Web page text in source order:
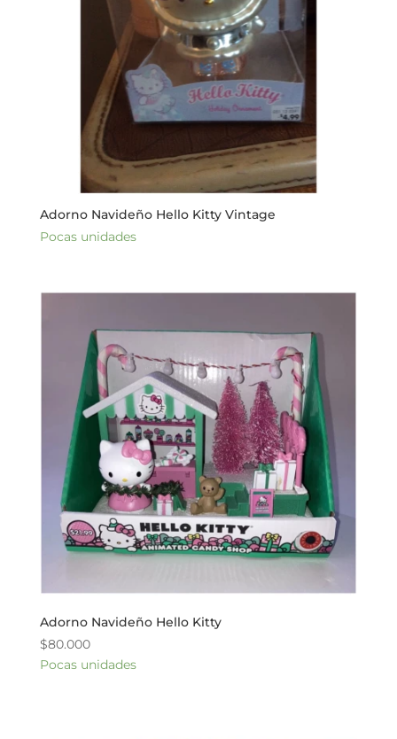
Adorno Navideño Hello Kitty Vintage
Pocas unidades
Adorno Navideño Hello Kitty
$80.000
Pocas unidades